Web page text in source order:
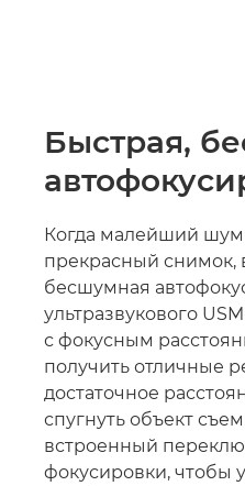
Быстрая,
Когда малейший шум
прекрасный снимок,
бесшумная
ультразвукового
с фокусным
получить отличные
достаточное
спугнуть объект
встроенный
фокусировки, чтобы